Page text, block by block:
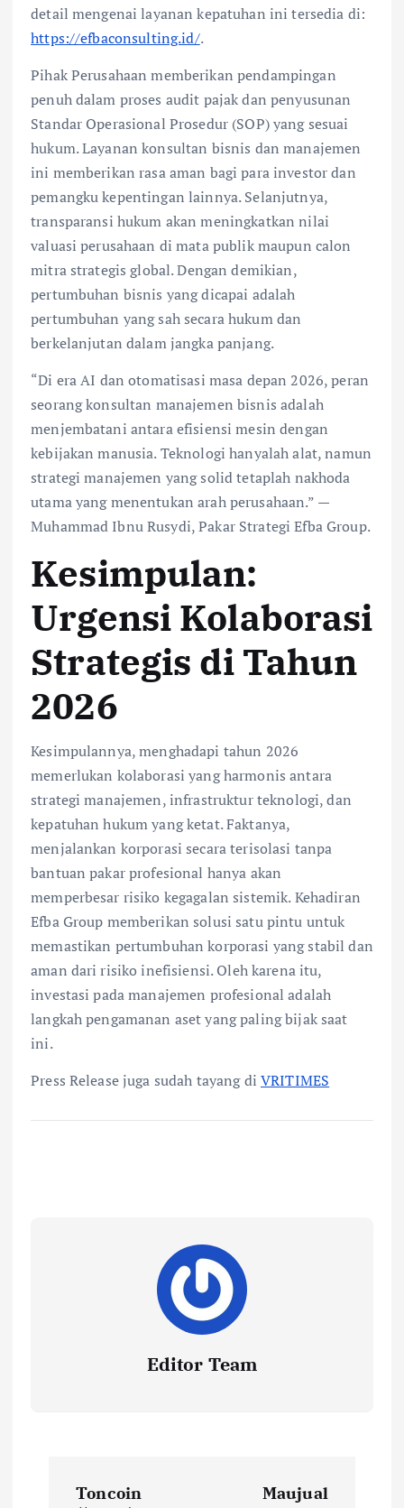
detail mengenai layanan kepatuhan ini tersedia di:
https://efbaconsulting.id/.
Pihak Perusahaan memberikan pendampingan
penuh dalam proses audit pajak dan penyusunan
Standar Operasional Prosedur (SOP) yang sesuai
hukum. Layanan konsultan bisnis dan manajemen
ini memberikan rasa aman bagi para investor dan
pemangku kepentingan lainnya. Selanjutnya,
transparansi hukum akan meningkatkan nilai
valuasi perusahaan di mata publik maupun calon
mitra strategis global. Dengan demikian,
pertumbuhan bisnis yang dicapai adalah
pertumbuhan yang sah secara hukum dan
berkelanjutan dalam jangka panjang.
“Di era AI dan otomatisasi masa depan 2026, peran
seorang konsultan manajemen bisnis adalah
menjembatani antara efisiensi mesin dengan
kebijakan manusia. Teknologi hanyalah alat, namun
strategi manajemen yang solid tetaplah nakhoda
utama yang menentukan arah perusahaan.” —
Muhammad Ibnu Rusydi, Pakar Strategi Efba Group.
Kesimpulan:
Urgensi Kolaborasi
Strategis di Tahun
2026
Kesimpulannya, menghadapi tahun 2026
memerlukan kolaborasi yang harmonis antara
strategi manajemen, infrastruktur teknologi, dan
kepatuhan hukum yang ketat. Faktanya,
menjalankan korporasi secara terisolasi tanpa
bantuan pakar profesional hanya akan
memperbesar risiko kegagalan sistemik. Kehadiran
Efba Group memberikan solusi satu pintu untuk
memastikan pertumbuhan korporasi yang stabil dan
aman dari risiko inefisiensi. Oleh karena itu,
investasi pada manajemen profesional adalah
langkah pengamanan aset yang paling bijak saat
ini.
Press Release juga sudah tayang diVRITIMES
Editor Team
Toncoin
Maujual